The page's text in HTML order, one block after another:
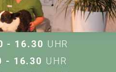
- 16.30 UHR
- 16.30 UHR